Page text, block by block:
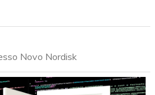
Novo Nordisk